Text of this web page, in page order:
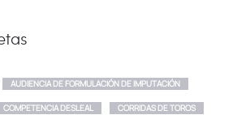
AUDIENCIA DE FORMULACIÓN DE IMPUTACIÓN
COMPETENCIA DESLEAL CORRIDAS DE TOROS